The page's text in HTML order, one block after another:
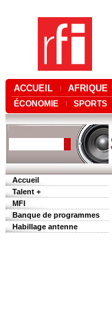
ACCUEIL AFRIQUE
ÉCONOMIE SPORTS
Accueil
Talent +
MFI
Banque de programmes
Habillage antenne